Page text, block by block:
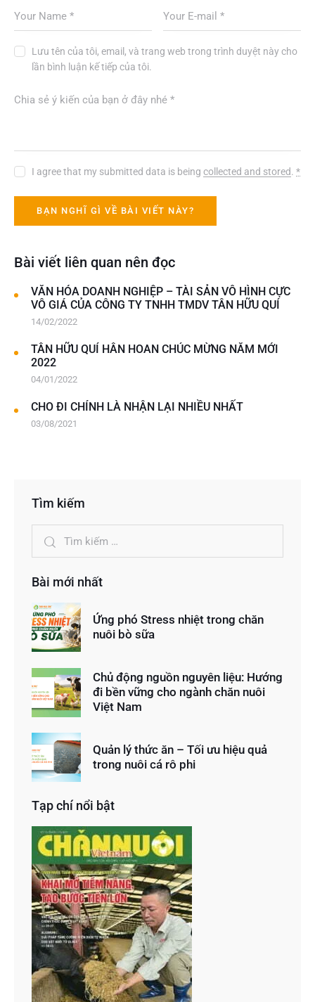
Lưu tên của tôi, email, và trang web trong trình duyệt này cho
lần bình luận kế tiếp của tôi.
I agree that my submitted data is beingcollected and stored.*
Bài viết liên quan nên đọc
VĂN HÓA DOANH NGHIỆP – TÀI SẢN VÔ HÌNH CỰC
VÔ GIÁ CỦA CÔNG TY TNHH TMDV TÂN HỮU QUÍ
14/02/2022
TÂN HỮU QUÍ HÂN HOAN CHÚC MỪNG NĂM MỚI
2022
04/01/2022
CHO ĐI CHÍNH LÀ NHẬN LẠI NHIỀU NHẤT
03/08/2021
Tìm kiếm
Bài mới nhất
Ứng phó Stress nhiệt trong chăn
nuôi bò sữa
Chủ động nguồn nguyên liệu: Hướng
đi bền vững cho ngành chăn nuôi
Việt Nam
Quản lý thức ăn – Tối ưu hiệu quả
trong nuôi cá rô phi
Tạp chí nổi bật